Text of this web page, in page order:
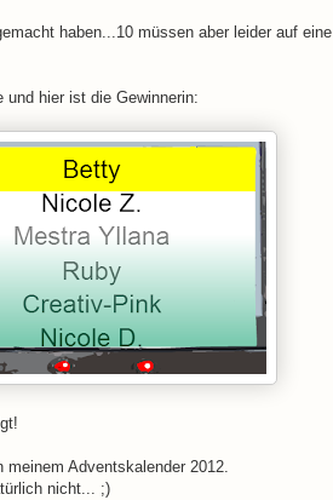
haben...10 müssen aber leider auf
und hier ist die Gewinnerin:
Adventskalender 2012.
nicht... ;)